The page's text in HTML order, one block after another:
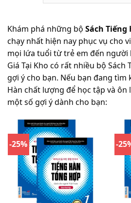
Khám phá những bộ Sách Tiếng
chạy nhất hiện nay phục vụ cho
mọi lứa tuổi từ trẻ em đến người
Giá Tại Kho có rất nhiều bộ Sách
gợi ý cho bạn. Nếu bạn đang tìm
Hàn chất lượng để học tập và ôn
một số gợi ý dành cho bạn:
-25% -